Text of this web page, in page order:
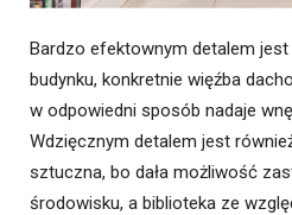
Bardzo efektownym detalem
budynku, konkretnie więźba
w odpowiedni sposób nadaje
Wdzięcznym detalem jest
sztuczna, bo dała możliwość
środowisku, a biblioteka ze